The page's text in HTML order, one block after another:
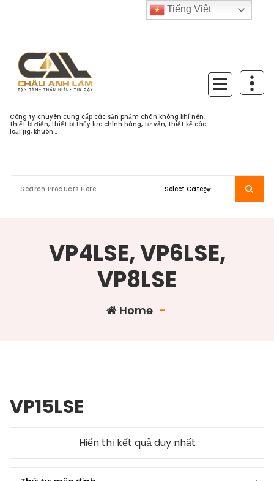
Công ty chuyên cung cấp các sản phẩm chân không khí nén,
thiết bị điện, thiết bị thủy lực chính hãng, tư vấn, thiết kế các
loại jig, khuôn...
VP4LSE, VP6LSE,
VP8LSE
Home -
VP15LSE
Hiển thị kết quả duy nhất
Tiếng Việt